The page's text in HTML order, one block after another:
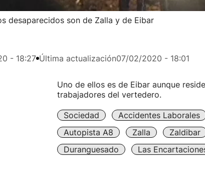
desaparecidos son de Zalla y de Eibar
- 18:27 Última actualización07/02/2020 - 18:01
Uno de ellos es de Eibar aunque
trabajadores del vertedero.
Sociedad Accidentes Laborales
Autopista A8
Zalla Zaldibar
Duranguesado
Las